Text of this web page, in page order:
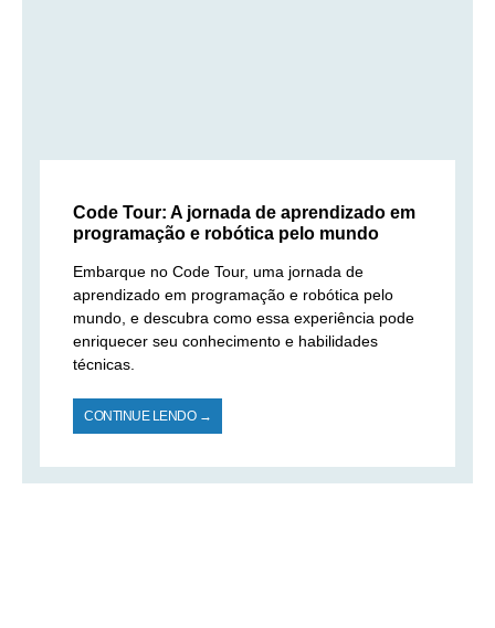
Code Tour: A jornada de aprendizado em
programação e robótica pelo mundo
Embarque no Code Tour, uma jornada de
aprendizado em programação e robótica pelo
mundo, e descubra como essa experiência pode
enriquecer seu conhecimento e habilidades
técnicas.
CONTINUE LENDO →